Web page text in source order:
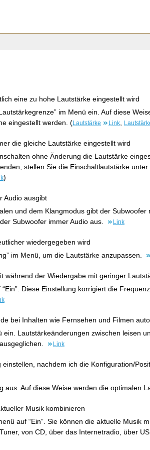
eine zu hohe Lautstärke eingestellt wird
im Menü ein. Auf diese
eingestellt werden. (Lautstärke Link,
die gleiche Lautstärke eingestellt wird
ohne Änderung die Lautstärke
stellen Sie die Einschaltlautstärke
)
Audio ausgibt
und dem Klangmodus gibt der
Subwoofer immer Audio aus.
Link
wiedergegeben wird
im Menü, um die Lautstärke anzupassen.
während der Wiedergabe mit geringer
“Ein”. Diese Einstellung korrigiert die
bei Inhalten wie Fernsehen und Filmen
ein. Lautstärkeänderungen zwischen
Link
nachdem ich die Konfiguration/
aus. Auf diese Weise werden die optimalen
Musik kombinieren
auf “Ein”. Sie können die aktuelle
von CD, über das Internetradio, über